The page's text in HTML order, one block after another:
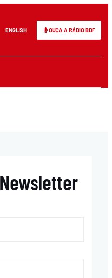
ENGLISH OUÇA A RÁDIO BDF
Newsletter